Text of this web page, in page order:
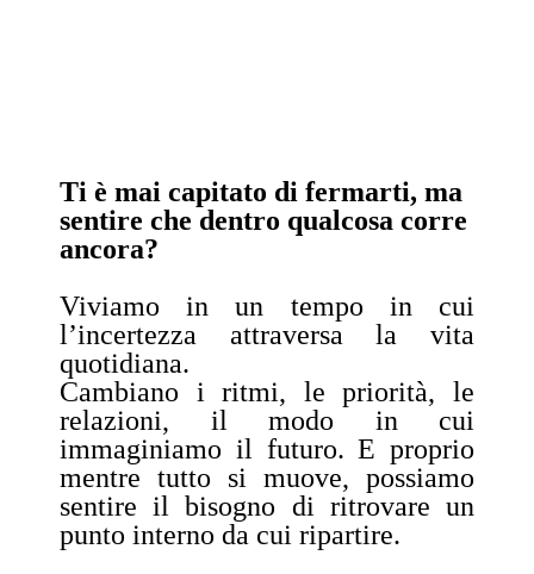
Ti è mai capitato di fermarti, ma
sentire che dentro qualcosa corre
ancora?
Viviamo in un tempo in cui
l’incertezza attraversa la vita
quotidiana.
Cambiano i ritmi, le priorità, le
relazioni, il modo in cui
immaginiamo il futuro. E proprio
mentre tutto si muove, possiamo
sentire il bisogno di ritrovare un
punto interno da cui ripartire.